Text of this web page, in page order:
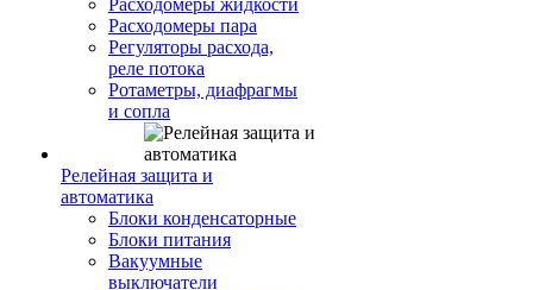
Расходомеры жидкости
Расходомеры пара
Регуляторы расхода,
реле потока
Ротаметры, диафрагмы
и сопла
Релейная защита и
автоматика
Блоки конденсаторные
Блоки питания
Вакуумные
выключатели